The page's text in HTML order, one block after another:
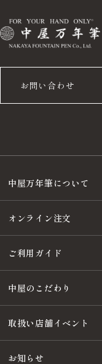
お問い合わせ
中屋万年筆について
オンライン注文
ご利用ガイド
中屋のこだわり
取扱い店舗イベント
お知らせ